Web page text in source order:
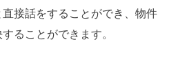
接話をすることができ、物件
ることができます。